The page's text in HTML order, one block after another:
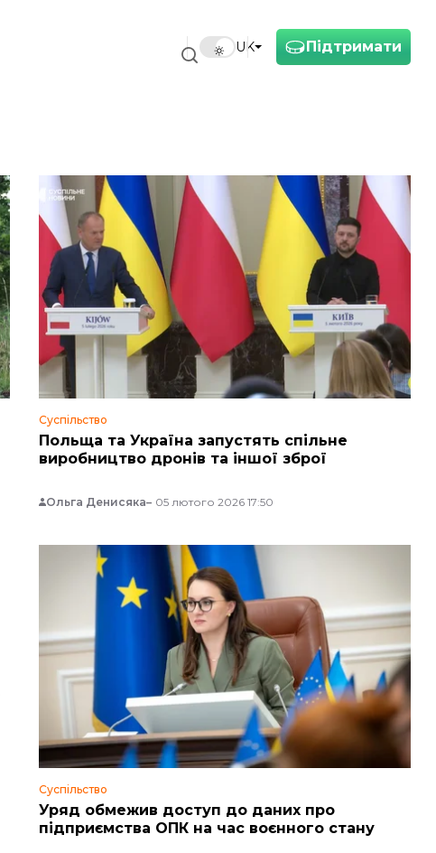
Підтримати
UK
Суспільство
Польща та Україна запустять спільне
виробництво дронів та іншої зброї
Ольга Денисяка 05 лютого 2026 17:50
Суспільство
Уряд обмежив доступ до даних про
підприємства ОПК на час воєнного стану